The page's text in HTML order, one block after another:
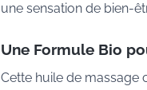
une sensation de bien-
Une Formule Bio
Cette huile de massage